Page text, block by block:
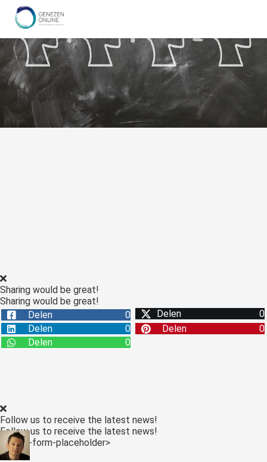
Sharing would be great!
Sharing would be great!
Delen
0 Delen
0
Delen
0 Delen
0
Delen
0
Follow us to receive the latest news!
Follow us to receive the latest news!
<:optin-form-placeholder>